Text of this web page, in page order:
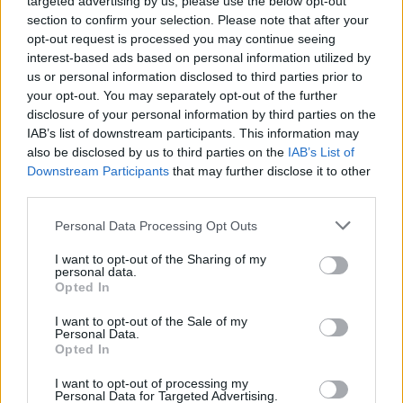
section to confirm your selection. Please note that after your
opt-out request is processed you may continue seeing
interest-based ads based on personal information utilized by
us or personal information disclosed to third parties prior to
your opt-out. You may separately opt-out of the further
disclosure of your personal information by third parties on the
IAB’s list of downstream participants. This information may
also be disclosed by us to third parties on the IAB’s List of
Downstream Participants that may further disclose it to other
Personal Data Processing Opt Outs
I want to opt-out of the Sharing of my
personal data.
Opted In
I want to opt-out of the Sale of my
Personal Data.
Opted In
I want to opt-out of processing my
Personal Data for Targeted Advertising.
Σχολή Βυζ.Μουσικής της Μητροπόλεώς μας .
Λίγα Βιογραφικά για τον κ. Ιωάννη Βοζόλα
Ο Γιάννης Βοζόλας είναι γέννημα θρέμμα της
Σελλασίας Σπάρτης .Είναι ογδόντα ετών.
Ψαλτικά ξεκίνησε από παιδί σε έναν μαθητή του
Παναγιωτόπουλου-Κούρου ονόματι Βουβαλίδη
Ιωάννη . Το 1959 όντας στρατιώτης στη
Θεσσαλονίκη έκανε μαθήματα επί 8μηνο στον
Αθ.Καραμάνη μαζί με άλλους γνωστούς μαθητές
μαθήματα στον Πρωτοψάλτη Μπονάνο στην
Σπάρτη .Το 1967 διορίστηκε ως αριστερός
ψάλτης στον Αγιο Σπυρίδωνα με δεξιό τον
Πρωτοψάλτη Καλαβρυτινό . Απεχωρησε μετά
Πρωτοψάλτη τον εκ Πύργου Ηλείας κ.